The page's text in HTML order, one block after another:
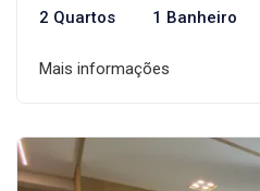
2 Quartos 1 Banheiro
Mais informações